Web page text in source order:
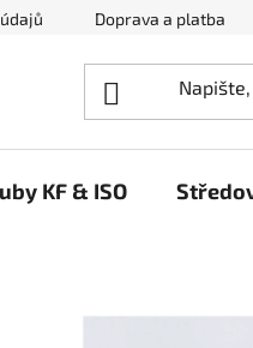
Doprava a platba
KF & ISO